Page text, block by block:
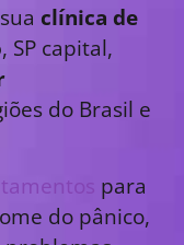
clínica de
, SP capital,
do Brasil e
para
do pânico,